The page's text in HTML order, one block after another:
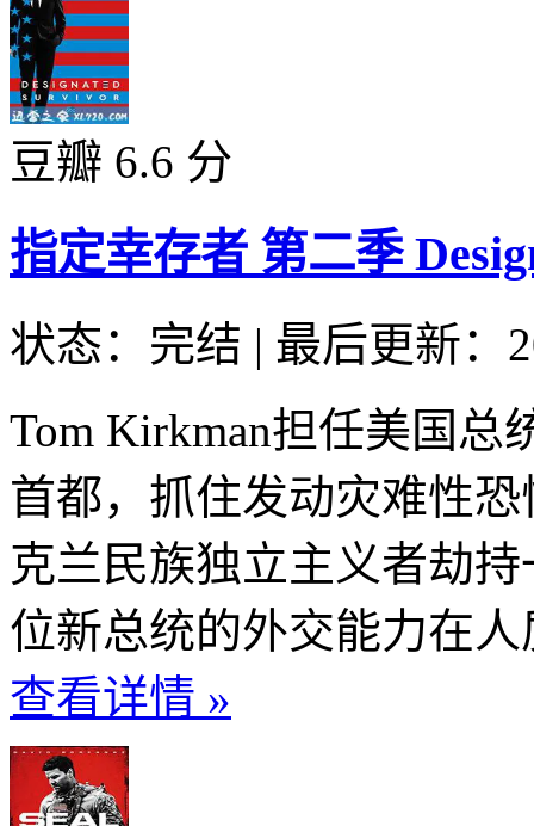
豆瓣 6.6 分
指定幸存者 第二季
状态：完结 | 最后更新：
Tom Kirkman担任美国总
首都，抓住发动灾难性
克兰民族独立主义者劫
位新总统的外交能力在
查看详情 »